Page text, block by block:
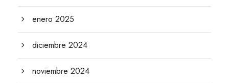
enero 2025
diciembre 2024
noviembre 2024